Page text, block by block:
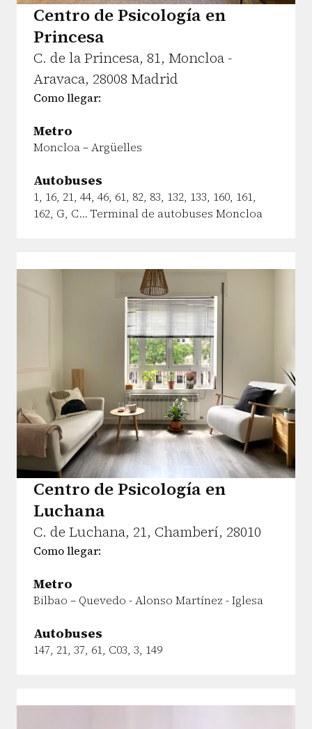
Centro de Psicología en
Princesa
C. de la Princesa, 81, Moncloa -
Aravaca, 28008 Madrid
Como llegar:
Metro
Moncloa – Argüelles
Autobuses
1, 16, 21, 44, 46, 61, 82, 83, 132, 133, 160, 161,
162, G, C… Terminal de autobuses Moncloa
Centro de Psicología en
Luchana
C. de Luchana, 21, Chamberí, 28010
Como llegar:
Metro
Bilbao – Quevedo - Alonso Martínez - Iglesa
Autobuses
147, 21, 37, 61, C03, 3, 149